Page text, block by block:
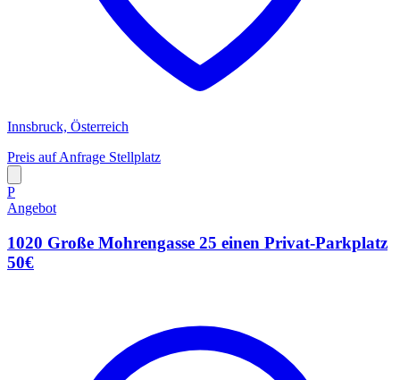
Innsbruck, Österreich
Preis auf Anfrage Stellplatz
P
Angebot
1020 Große Mohrengasse 25 einen Privat-Parkplatz
50€